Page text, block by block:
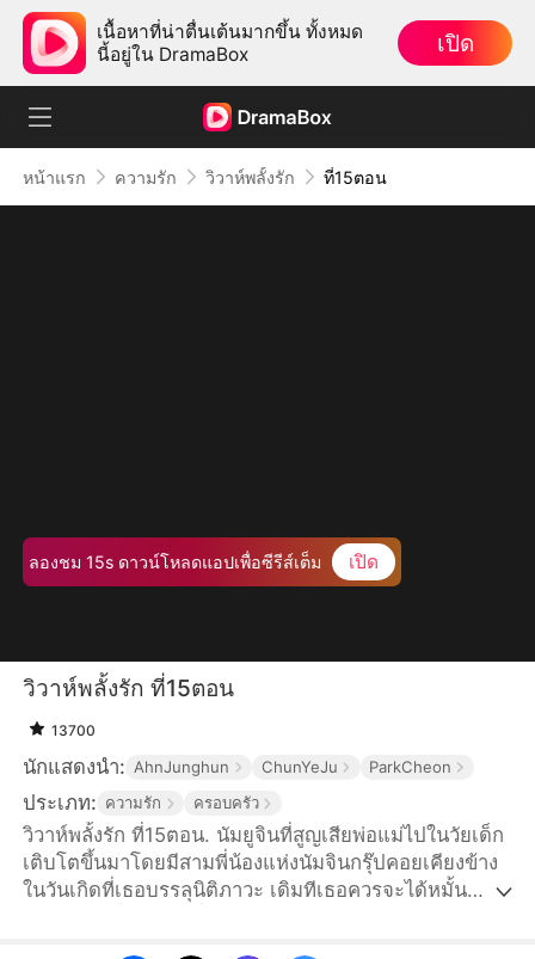
เนื้อหาที่น่าตื่นเต้นมากขึ้น ทั้งหมด
นี้อยู่ใน DramaBox
เปิด
หน้าแรก ความรัก วิวาห์พลั้งรัก ที่15ตอน
ลองชม 15s ดาวน์โหลดแอปเพื่อซีรีส์เต็ม เปิด
วิวาห์พลั้งรัก ที่15ตอน
13700
นักแสดงนำ: AhnJunghun ChunYeJu ParkCheon
ประเภท: ความรัก ครอบครัว
วิวาห์พลั้งรัก ที่15ตอน. นัมยูจินที่สูญเสียพ่อแม่ไปในวัยเด็ก
เติบโตขึ้นมาโดยมีสามพี่น้องแห่งนัมจินกรุ๊ปคอยเคียงข้าง
ในวันเกิดที่เธอบรรลุนิติภาวะ เดิมทีเธอควรจะได้หมั้น